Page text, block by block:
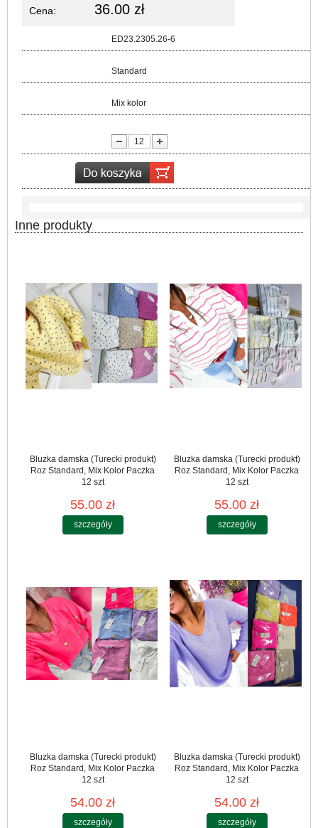
Cena: 36.00 zł
ED23.2305.26-6
Standard
Mix kolor
Inne produkty
Bluzka damska (Turecki produkt)
Roz Standard, Mix Kolor Paczka
12 szt
55.00 zł
szczegóły
Bluzka damska (Turecki produkt)
Roz Standard, Mix Kolor Paczka
12 szt
55.00 zł
szczegóły
Bluzka damska (Turecki produkt)
Roz Standard, Mix Kolor Paczka
12 szt
54.00 zł
szczegóły
Bluzka damska (Turecki produkt)
Roz Standard, Mix Kolor Paczka
12 szt
54.00 zł
szczegóły